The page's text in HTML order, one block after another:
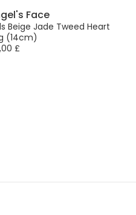
Face
Beige Jade Tweed Heart
(14cm)
£